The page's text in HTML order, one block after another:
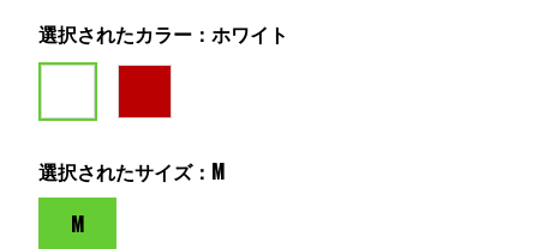
選択されたカラー：ホワイト
選択されたサイズ：M
M